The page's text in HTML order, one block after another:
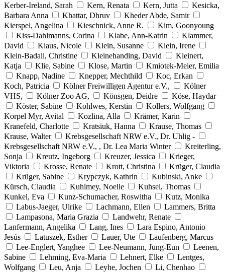
Kerber-Ireland, Sarah
Kern, Renata Kern, Jutta
Kesicka,
Barbara Anna
Khattar, Dhruv
Kheder Abde, Samir
Kierspel, Angelina
Kieschnick, Anne R.
Kim, Goonyoung
Kiss-Dahlmanns, Corina
Klabe, Ann-Katrin
Klammer,
David
Klaus, Nicole Klein, Susanne
Klein, Irene
Klein-Badali, Christine
Kleinehanding, David
Kleinert,
Katja
Klie, Sabine Klose, Martin
Kmiotek-Meier, Emilia
Knapp, Nadine
Knepper, Mechthild
Koc, Erkan
Koch, Patricia
Kölner Freiwilligen Agentur e.V.,
Kölner
VHS,
Kölner Zoo AG, Könsgen, Deidre
Köse, Haydar
Köster, Sabine
Kohlwes, Kerstin
Kollers, Wolfgang
Korpel Myr, Avital
Kozlina, Alla
Krämer, Karin
Kranefeld, Charlotte
Kratsiuk, Hanna
Krause, Thomas
Krause, Walter
Krebsgesellschaft NRW e.V., Dr. Uhlig -
Krebsgesellschaft NRW e.V., , Dr. Lea Maria Winter
Kreiterling,
Sonja
Kreutz, Ingeborg Kreuzer, Jessica
Krieger,
Viktoria
Krosse, Renate Krott, Christina
Krüger, Claudia
Krüger, Sabine
Krypczyk, Kathrin
Kubinski, Anke
Kürsch, Claudia
Kuhlmey, Noelle
Kuhsel, Thomas
Kunkel, Eva
Kunz-Schumacher, Roswitha
Kutz, Monika
Labus-Jaeger, Ulrike
Lachmann, Ellen
Lammers, Britta
Lampasona, Maria Grazia
Landwehr, Renate
Lanfermann, Angelika
Lang, Ines
Lara Espino, Antonio
Jesús
Latuszek, Esther Lauer, Ute
Laufenberg, Marcus
Lee-Englert, Yanghee
Lee-Neumann, Jung-Eun
Leenen,
Sabine
Lehming, Eva-Maria Lehnert, Elke
Lentges,
Wolfgang
Leu, Anja Leyhe, Jochen
Li, Chenhao